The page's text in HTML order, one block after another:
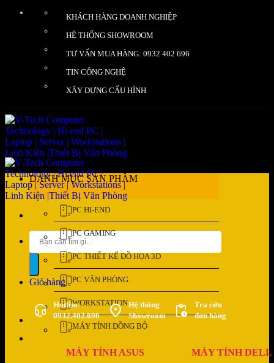
KHÁCH HÀNG DOANH NGHIỆP
HỆ THỐNG SHOWROOM
TƯ VẤN MUA HÀNG: 0932 402 696
TIN CÔNG NGHỆ
XÂY DỰNG CẤU HÌNH
Tìm
kiếm:
Giỏ hàng
Hotline
0932.402.696
Hệ thống
Showroom
Tra cứu
đơn hàng
DANH MỤC SẢN PHẨM
PC HI-END
PC GAMING
PC THIẾT KẾ ĐỒ HỌA 3D
PC VĂN PHÒNG
WORKSTATION
MÁY TÍNH ĐỒNG BỘ
MÁY TÍNH ASUS MÁY TÍNH DELL